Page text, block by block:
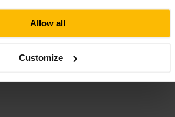
Allow all
Customize